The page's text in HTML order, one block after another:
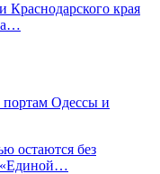
Краснодарского края
Одессы и
остаются без
«Единой…